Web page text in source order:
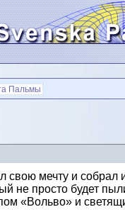
Пальмы
мечту и собрал
не просто будет
«Вольво» и